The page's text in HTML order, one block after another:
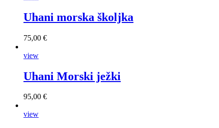
Uhani morska školjka
75,00 €
view
Uhani Morski ježki
95,00 €
view